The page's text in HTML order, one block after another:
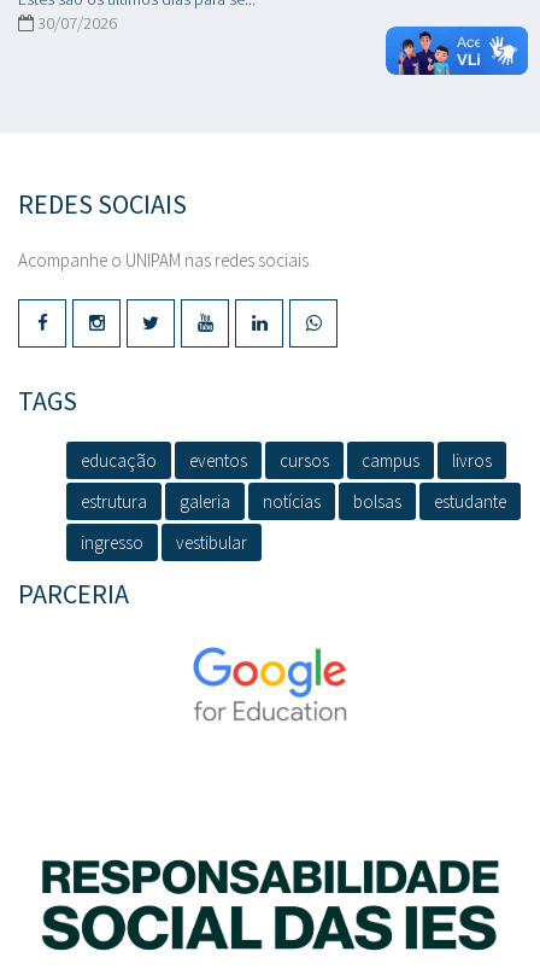
30/07/2026
REDES SOCIAIS
Acompanhe o UNIPAM nas redes sociais.
TAGS
educação eventos cursos campus
livros
estrutura
galeria notícias bolsas
estudante
ingresso
vestibular
PARCERIA